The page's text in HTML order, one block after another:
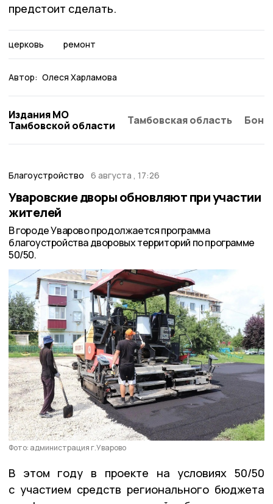
предстоит сделать.
церковь ремонт
Автор: Олеся Харламова
Издания МО
Тамбовской области
Тамбовская область
Благоустройство 6 августа , 17:26
Уваровские дворы обновляют при участии
жителей
В городе Уварово продолжается программа
благоустройства дворовых территорий по программе
50/50.
Фото: администрация г.Уварово
В этом году в проекте на условиях 50/50
с участием средств регионального бюджета